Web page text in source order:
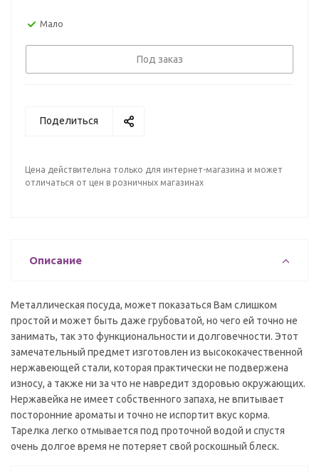
Мало
Под заказ
Поделиться
Цена действительна только для интернет-магазина и может
отличаться от цен в розничных магазинах
Описание
Металлическая посуда, может показаться Вам слишком
простой и может быть даже грубоватой, но чего ей точно не
занимать, так это функциональности и долговечности. Этот
замечательный предмет изготовлен из высококачественной
нержавеющей стали, которая практически не подвержена
износу, а также ни за что не навредит здоровью окружающих.
Нержавейка не имеет собственного запаха, не впитывает
посторонние ароматы и точно не испортит вкус корма.
Тарелка легко отмывается под проточной водой и спустя
очень долгое время не потеряет свой роскошный блеск.